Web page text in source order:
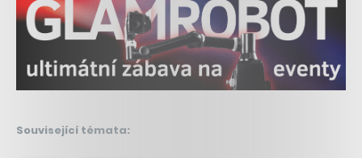
Související témata: